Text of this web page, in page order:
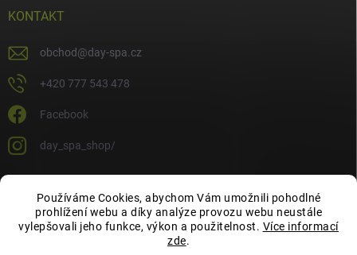
Používáme Cookies, abychom Vám umožnili pohodlné
prohlížení webu a díky analýze provozu webu neustále
vylepšovali jeho funkce, výkon a použitelnost. Více informací
zde.
KONTAKT
obchod@day-spa.cz
+420 777 543 478
Facebook
day_spa_shop/
OCHRANA OSOBNÍCH ÚDAJŮ